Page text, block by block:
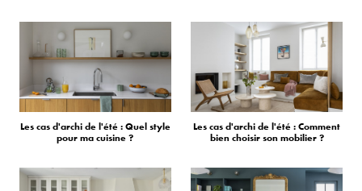
Les cas d'archi de l'été : Quel style
pour ma cuisine ?
Les cas d'archi de l'été : Comment
bien choisir son mobilier ?